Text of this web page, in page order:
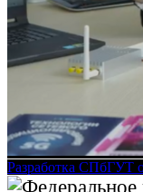
Разработка СПбГУТ